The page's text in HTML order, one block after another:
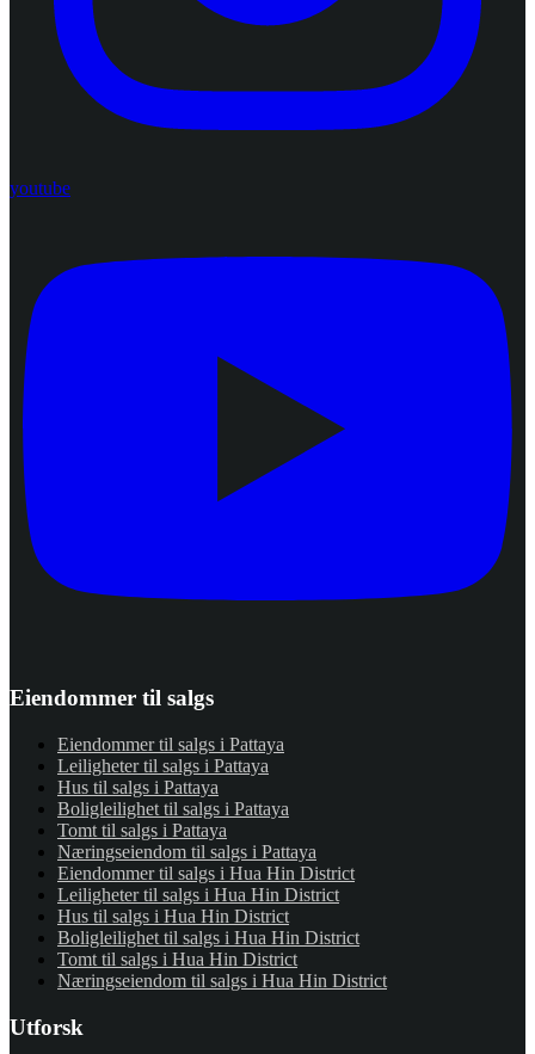
youtube
Eiendommer til salgs
Eiendommer til salgs i Pattaya
Leiligheter til salgs i Pattaya
Hus til salgs i Pattaya
Boligleilighet til salgs i Pattaya
Tomt til salgs i Pattaya
Næringseiendom til salgs i Pattaya
Eiendommer til salgs i Hua Hin District
Leiligheter til salgs i Hua Hin District
Hus til salgs i Hua Hin District
Boligleilighet til salgs i Hua Hin District
Tomt til salgs i Hua Hin District
Næringseiendom til salgs i Hua Hin District
Utforsk